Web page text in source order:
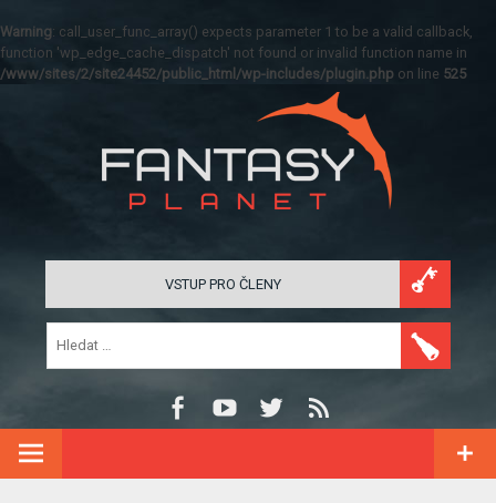
Warning: call_user_func_array() expects parameter 1 to be a valid callback,
function 'wp_edge_cache_dispatch' not found or invalid function name in
/www/sites/2/site24452/public_html/wp-includes/plugin.php on line 525
VSTUP PRO ČLENY